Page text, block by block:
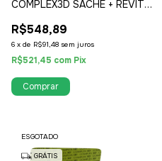
COMPLEX3D SACHÊ + REVITA
R$548,89
6 x de R$91,48 sem juros
R$521,45 com Pix
ESGOTADO
GRÁTIS